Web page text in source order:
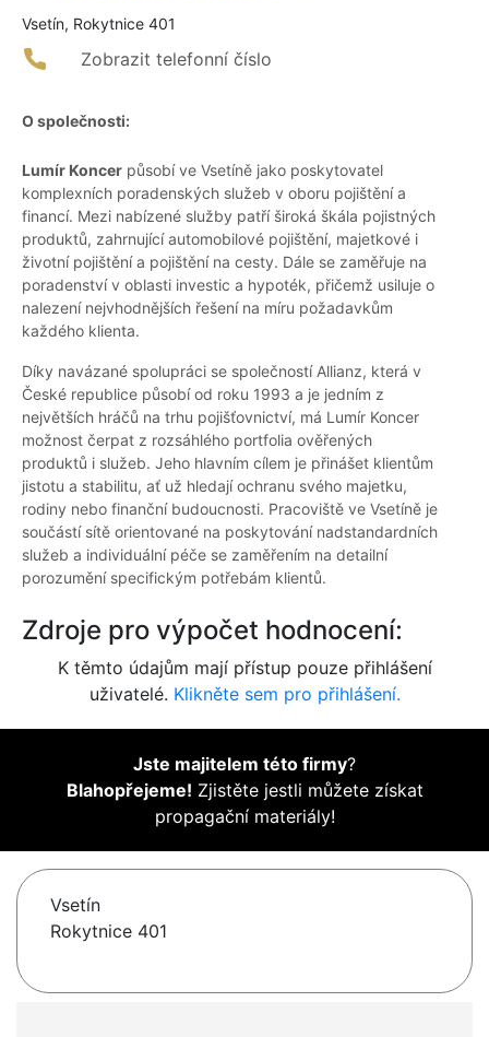
Vsetín, Rokytnice 401
Zobrazit telefonní číslo
O společnosti:
Lumír Koncer působí ve Vsetíně jako poskytovatel
komplexních poradenských služeb v oboru pojištění a
financí. Mezi nabízené služby patří široká škála pojistných
produktů, zahrnující automobilové pojištění, majetkové i
životní pojištění a pojištění na cesty. Dále se zaměřuje na
poradenství v oblasti investic a hypoték, přičemž usiluje o
nalezení nejvhodnějších řešení na míru požadavkům
každého klienta.
Díky navázané spolupráci se společností Allianz, která v
České republice působí od roku 1993 a je jedním z
největších hráčů na trhu pojišťovnictví, má Lumír Koncer
možnost čerpat z rozsáhlého portfolia ověřených
produktů i služeb. Jeho hlavním cílem je přinášet klientům
jistotu a stabilitu, ať už hledají ochranu svého majetku,
rodiny nebo finanční budoucnosti. Pracoviště ve Vsetíně je
součástí sítě orientované na poskytování nadstandardních
služeb a individuální péče se zaměřením na detailní
porozumění specifickým potřebám klientů.
Zdroje pro výpočet hodnocení:
K těmto údajům mají přístup pouze přihlášení
uživatelé. Klikněte sem pro přihlášení.
Jste majitelem této firmy?
Blahopřejeme! Zjistěte jestli můžete získat
propagační materiály!
Vsetín
Rokytnice 401